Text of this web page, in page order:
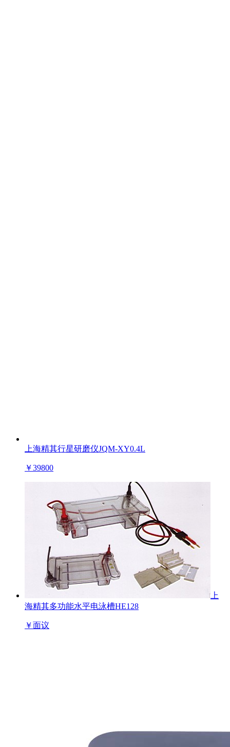
上海精其行星研磨仪JQM-XY0.4L
￥39800
上
海精其多功能水平电泳槽HE128
￥面议